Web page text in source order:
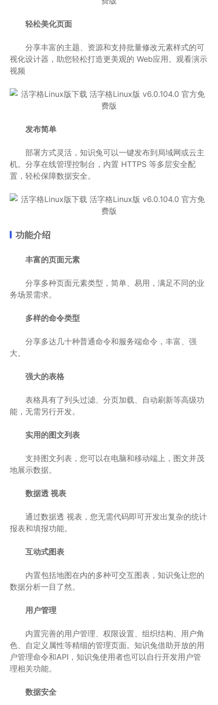
轻松美化页面
分享丰富的主题、资源和支持批量修改元素样式的可
视化设计器，助您轻松打造更美观的 Web应用。观看演示
视频
发布简单
部署方式灵活，知识兔可以一键发布到局域网或云主
机。分享在线管理控制台，内置 HTTPS 等多层安全配
置，轻松保障数据安全。
功能介绍
丰富的页面元素
分享多种页面元素类型，简单、易用，满足不同的业
务场景需求。
多样的命令类型
分享多达几十种普通命令和服务端命令，丰富、强
大。
强大的表格
表格具有了列头过滤、分页加载、自动刷新等高级功
能，无需另行开发。
实用的图文列表
支持图文列表，您可以在电脑和移动端上，图文并茂
地展示数据。
数据透 视表
通过数据透 视表，您无需代码即可开发出复杂的统计
报表和填报功能。
互动式图表
内置包括地图在内的多种可交互图表，知识兔让您的
数据分析一目了然。
用户管理
内置完善的用户管理、权限设置、组织结构、用户角
色、自定义属性等精细的管理页面。知识兔借助开放的用
户管理命令和API，知识兔使用者也可以自行开发用户管
理相关功能。
数据安全